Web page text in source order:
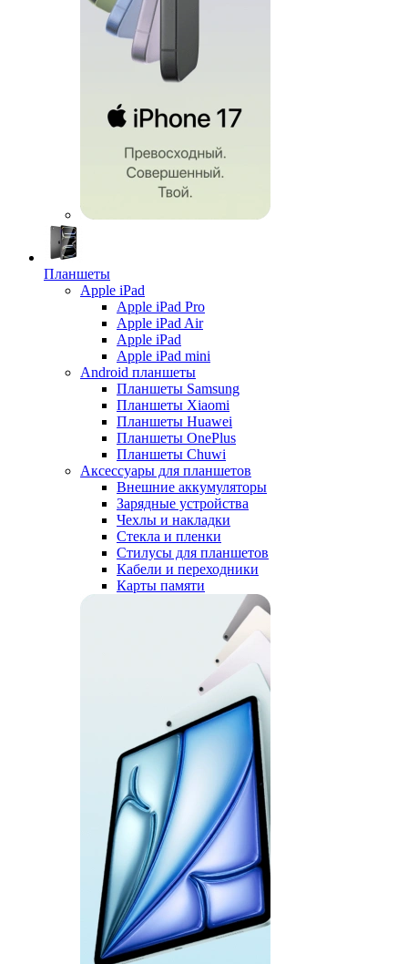
Планшеты
Apple iPad
Apple iPad Pro
Apple iPad Air
Apple iPad
Apple iPad mini
Android планшеты
Планшеты Samsung
Планшеты Xiaomi
Планшеты Huawei
Планшеты OnePlus
Планшеты Chuwi
Аксессуары для планшетов
Внешние аккумуляторы
Зарядные устройства
Чехлы и накладки
Стекла и пленки
Стилусы для планшетов
Кабели и переходники
Карты памяти